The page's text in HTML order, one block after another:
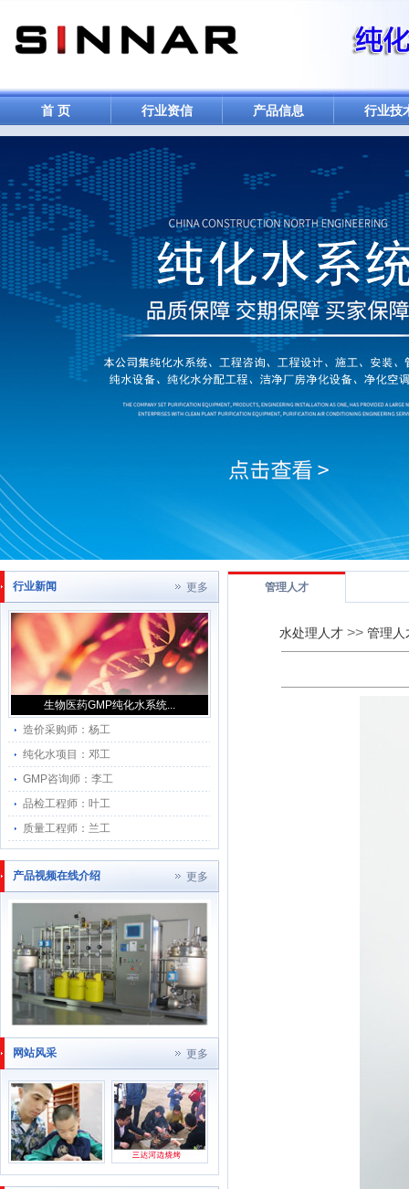
首 页 行业资信 产品信息 行业技
行业新闻 更多
生物医药GMP纯化水系统...
造价采购师：杨工
纯化水项目：邓工
GMP咨询师：李工
品检工程师：叶工
质量工程师：兰工
产品视频在线介绍 更多
网站风采 更多
管理人才
水处理人才 >> 管理人